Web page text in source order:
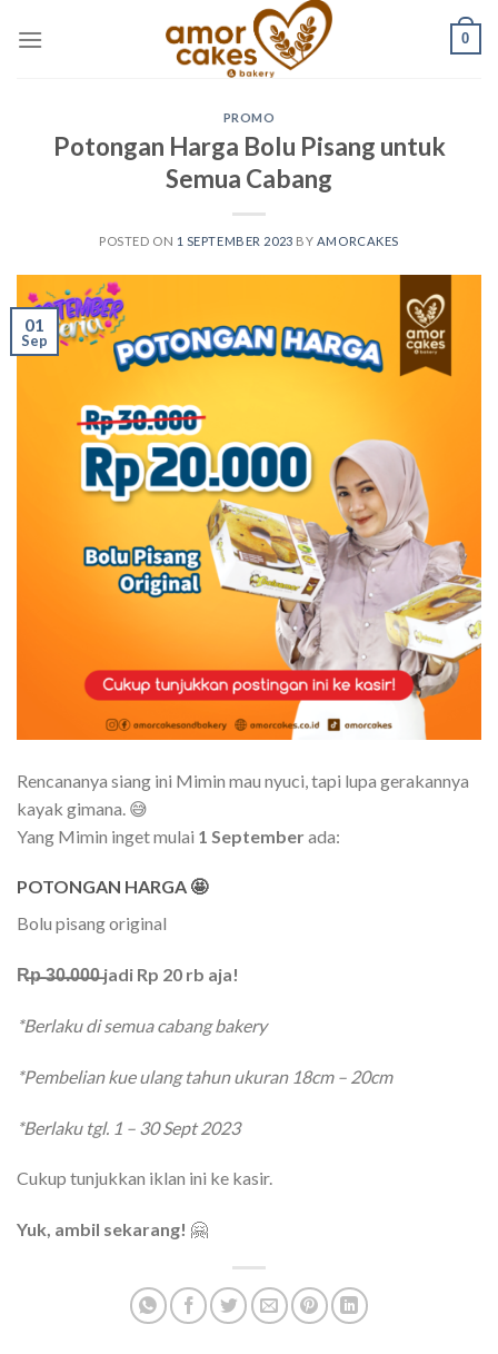
0
PROMO
Potongan Harga Bolu Pisang untuk
Semua Cabang
POSTED ON 1 SEPTEMBER 2023 BY AMORCAKES
01
Sep
Rencananya siang ini Mimin mau nyuci, tapi lupa gerakannya
kayak gimana. 😅
Yang Mimin inget mulai 1 Septemberada:
POTONGAN HARGA 🤩
Bolu pisang original
R̶p̶ ̶3̶0̶.̶0̶0̶0̶ jadi Rp 20 rb aja!
*Berlaku di semua cabang bakery
*Pembelian kue ulang tahun ukuran 18cm – 20cm
*Berlaku tgl. 1 – 30 Sept 2023
Cukup tunjukkan iklan ini ke kasir.
Yuk, ambil sekarang! 🤗